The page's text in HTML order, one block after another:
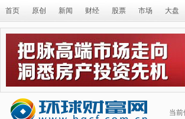
首页 原创 新闻 财经 股票 市场 大盘
当前